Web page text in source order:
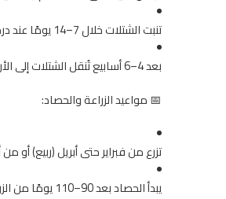
تنبت الشتلات خلال 7–14 يومًا عند درجة حرارة 20–25°م.
بعد 4–6 أسابيع تُنقل الشتلات إلى الأرض المستديمة مع ترك مسافة 50–70 سم بين النباتات.
📅 مواعيد الزراعة والحصاد:
تزرع من فبراير حتى أبريل (ربيع)
يبدأ الحصاد بعد 90–110 يومًا من الزراعة حسب الظروف المناخية.